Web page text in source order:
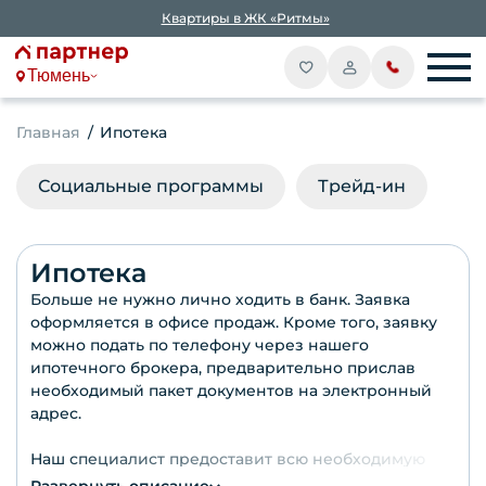
Квартиры в ЖК «Ритмы»
Тюмень
Главная Ипотека
Социальные программы Трейд-ин
Ипотека
Больше не нужно лично ходить в банк. Заявка
оформляется в офисе продаж. Кроме того, заявку
можно подать по телефону через нашего
ипотечного брокера, предварительно прислав
необходимый пакет документов на электронный
адрес.
Наш специалист предоставит всю необходимую
информацию, поможет подобрать оптимальную